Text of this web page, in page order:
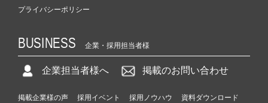
プライバシーポリシー
BUSINESS 企業・採用担当者様
企業担当者様へ 掲載のお問い合わせ
掲載企業様の声 採用イベント 採用ノウハウ
資料ダウンロード